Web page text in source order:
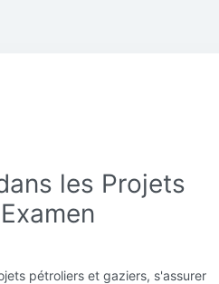
les Projets
pétroliers et gaziers, s'assurer